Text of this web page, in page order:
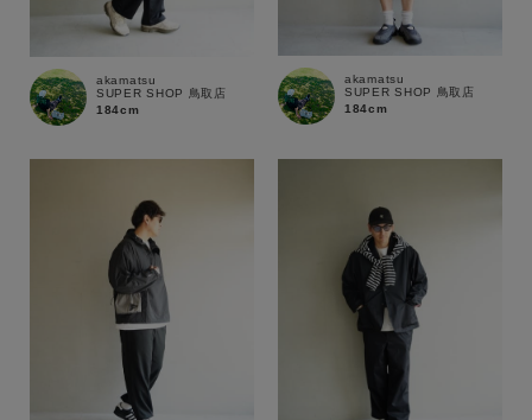
akamatsu
SUPER SHOP 鳥取店
184cm
akamatsu
SUPER SHOP 鳥取店
184cm